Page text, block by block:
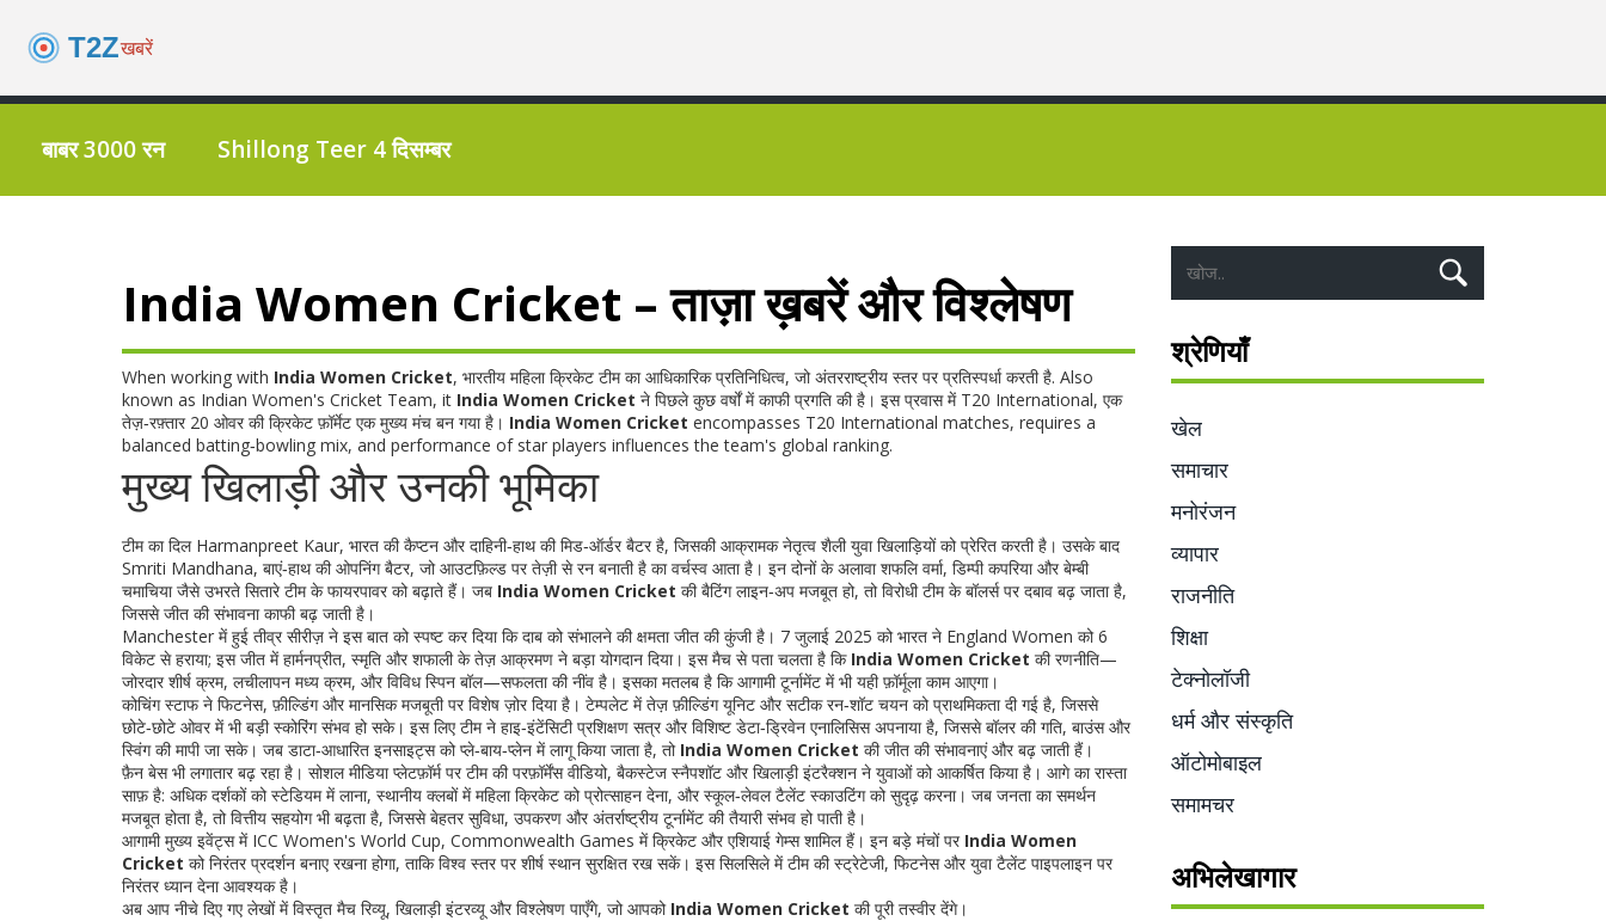
बाबर 3000 रन Shillong Teer 4 दिसम्बर
India Women Cricket – ताज़ा ख़बरें और विश्लेषण
When working with India Women Cricket, भारतीय महिला क्रिकेट टीम का आधिकारिक प्रतिनिधित्व, जो अंतरराष्ट्रीय स्तर पर प्रतिस्पर्धा करती है. Also
known as Indian Women's Cricket Team, it India Women Cricket ने पिछले कुछ वर्षों में काफी प्रगति की है। इस प्रवास में T20 International, एक
तेज़‑रफ़्तार 20 ओवर की क्रिकेट फ़ॉर्मेट एक मुख्य मंच बन गया है। India Women Cricket encompasses T20 International matches, requires a
balanced batting‑bowling mix, and performance of star players influences the team's global ranking.
मुख्य खिलाड़ी और उनकी भूमिका
टीम का दिल Harmanpreet Kaur, भारत की कैप्टन और दाहिनी‑हाथ की मिड‑ऑर्डर बैटरहै, जिसकी आक्रामक नेतृत्व शैली युवा खिलाड़ियों को प्रेरित करती है। उसके बाद
Smriti Mandhana, बाएं‑हाथ की ओपनिंग बैटर, जो आउटफ़िल्ड पर तेज़ी से रन बनाती है का वर्चस्व आता है। इन दोनों के अलावा शफलि वर्मा, डिम्पी कपरिया और बेम्बी
चमाचिया जैसे उभरते सितारे टीम के फायरपावर को बढ़ाते हैं। जब India Women Cricket की बैटिंग लाइन‑अप मजबूत हो, तो विरोधी टीम के बॉलर्स पर दबाव बढ़ जाता है,
जिससे जीत की संभावना काफी बढ़ जाती है।
Manchester में हुई तीव्र सीरीज़ ने इस बात को स्पष्ट कर दिया कि दाब को संभालने की क्षमता जीत की कुंजी है। 7 जुलाई 2025 को भारत ने England Women को 6
विकेट से हराया; इस जीत में हार्मनप्रीत, स्मृति और शफाली के तेज़ आक्रमण ने बड़ा योगदान दिया। इस मैच से पता चलता है कि India Women Cricket की रणनीति—
जोरदार शीर्ष क्रम, लचीलापन मध्य क्रम, और विविध स्पिन बॉल—सफलता की नींव है। इसका मतलब है कि आगामी टूर्नामेंट में भी यही फ़ॉर्मूला काम आएगा।
कोचिंग स्टाफ ने फिटनेस, फ़ील्डिंग और मानसिक मजबूती पर विशेष ज़ोर दिया है। टेम्पलेट में तेज़ फ़ील्डिंग यूनिट और सटीक रन‑शॉट चयन को प्राथमिकता दी गई है, जिससे
छोटे‑छोटे ओवर में भी बड़ी स्कोरिंग संभव हो सके। इस लिए टीम ने हाइ‑इंटेंसिटी प्रशिक्षण सत्र और विशिष्ट डेटा‑ड्रिवेन एनालिसिस अपनाया है, जिससे बॉलर की गति, बाउंस और
स्विंग की मापी जा सके। जब डाटा‑आधारित इनसाइट्स को प्ले‑बाय‑प्लेन में लागू किया जाता है, तो India Women Cricket की जीत की संभावनाएं और बढ़ जाती हैं।
फ़ैन बेस भी लगातार बढ़ रहा है। सोशल मीडिया प्लेटफ़ॉर्म पर टीम की परफ़ॉर्मेंस वीडियो, बैकस्टेज स्नैपशॉट और खिलाड़ी इंटरैक्शन ने युवाओं को आकर्षित किया है। आगे का रास्ता
साफ़ है: अधिक दर्शकों को स्टेडियम में लाना, स्थानीय क्लबों में महिला क्रिकेट को प्रोत्साहन देना, और स्कूल‑लेवल टैलेंट स्काउटिंग को सुदृढ़ करना। जब जनता का समर्थन
मजबूत होता है, तो वित्तीय सहयोग भी बढ़ता है, जिससे बेहतर सुविधा, उपकरण और अंतर्राष्ट्रीय टूर्नामेंट की तैयारी संभव हो पाती है।
आगामी मुख्य इवेंट्स में ICC Women's World Cup, Commonwealth Games में क्रिकेट और एशियाई गेम्स शामिल हैं। इन बड़े मंचों पर India Women
Cricket को निरंतर प्रदर्शन बनाए रखना होगा, ताकि विश्व स्तर पर शीर्ष स्थान सुरक्षित रख सकें। इस सिलसिले में टीम की स्ट्रेटेजी, फिटनेस और युवा टैलेंट पाइपलाइन पर
निरंतर ध्यान देना आवश्यक है।
अब आप नीचे दिए गए लेखों में विस्तृत मैच रिव्यू, खिलाड़ी इंटरव्यू और विश्लेषण पाएँगे, जो आपको India Women Cricket की पूरी तस्वीर देंगे।
श्रेणियाँ
खेल
समाचार
मनोरंजन
व्यापार
राजनीति
शिक्षा
टेक्नोलॉजी
धर्म और संस्कृति
ऑटोमोबाइल
समामचर
अभिलेखागार